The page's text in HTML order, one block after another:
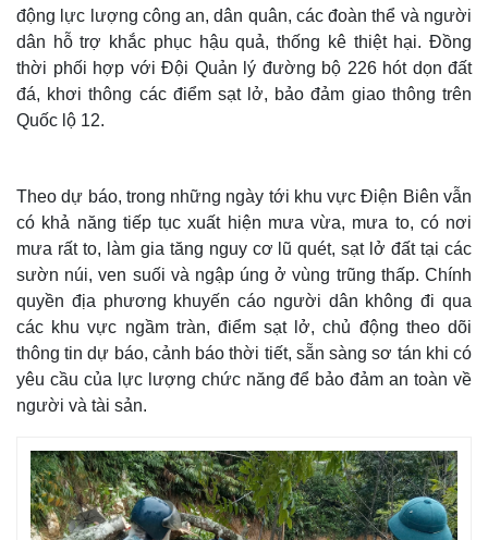
Thế giới
Quan sát
Cuộc sống đó đây
Hồ sơ
Multimedia
Video
Ảnh
E-Magazine
Infographic
động lực lượng công an, dân quân, các đoàn thể và người
dân hỗ trợ khắc phục hậu quả, thống kê thiệt hại. Đồng
thời phối hợp với Đội Quản lý đường bộ 226 hót dọn đất
đá, khơi thông các điểm sạt lở, bảo đảm giao thông trên
Quốc lộ 12.
Theo dự báo, trong những ngày tới khu vực Điện Biên vẫn
có khả năng tiếp tục xuất hiện mưa vừa, mưa to, có nơi
mưa rất to, làm gia tăng nguy cơ lũ quét, sạt lở đất tại các
sườn núi, ven suối và ngập úng ở vùng trũng thấp. Chính
quyền địa phương khuyến cáo người dân không đi qua
các khu vực ngầm tràn, điểm sạt lở, chủ động theo dõi
thông tin dự báo, cảnh báo thời tiết, sẵn sàng sơ tán khi có
yêu cầu của lực lượng chức năng để bảo đảm an toàn về
người và tài sản.